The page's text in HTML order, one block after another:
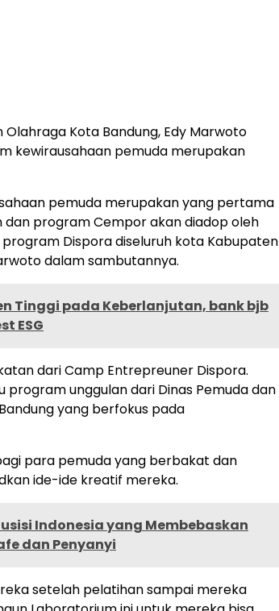
Olahraga Kota Bandung, Edy Marwoto
kewirausahaan pemuda merupakan
pemuda merupakan yang pertama
dan program Cempor akan diadop oleh
Dispora diseluruh kota Kabupaten
dalam sambutannya.
Tinggi pada Keberlanjutan, bank bjb
ESG
dari Camp Entrepreuner Dispora.
program unggulan dari Dinas Pemuda dan
yang berfokus pada
para pemuda yang berbakat dan
ide-ide kreatif mereka.
Indonesia yang Membebaskan
dan Penyanyi
setelah pelatihan sampai mereka